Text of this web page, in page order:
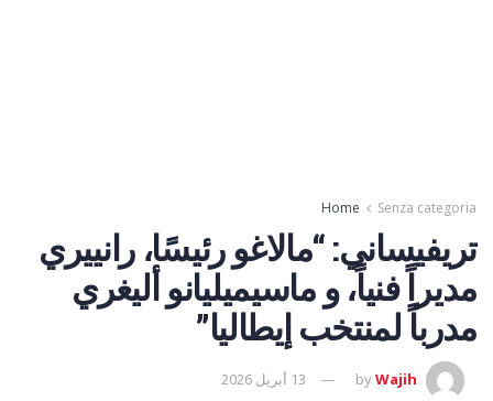
Home Senza categoria
تريفيساني: “مالاغو رئيسًا، رانييري
مديراً فنياً، و ماسيميليانو أليغري
مدرباً لمنتخب إيطاليا”
byWajih 13 أبريل 2026